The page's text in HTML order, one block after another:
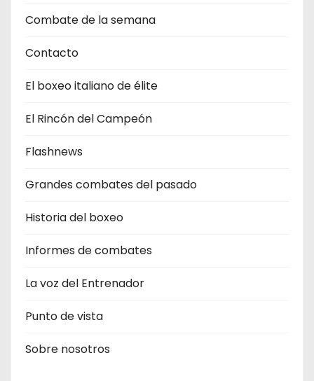
Combate de la semana
Contacto
El boxeo italiano de élite
El Rincón del Campeón
Flashnews
Grandes combates del pasado
Historia del boxeo
Informes de combates
La voz del Entrenador
Punto de vista
Sobre nosotros